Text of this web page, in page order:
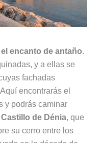
encanto de antaño.
y a ellas se
fachadas
encontrarás el
y podrás caminar
Castillo de Dénia, que
su cerro entre los